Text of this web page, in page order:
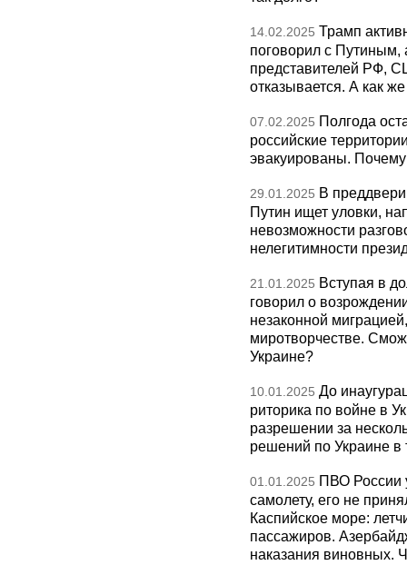
14.02.2025 Трамп
поговорил с Путиным,
представителей РФ,
отказывается. А как
07.02.2025 Полгода
российские
эвакуированы.
29.01.2025 В
Путин ищет уловки,
невозможности
нелегитимности
21.01.2025 Вступая в
говорил о
незаконной
миротворчестве.
Украине?
10.01.2025 До
риторика по войне в
разрешении за
решений по Украине в
01.01.2025 ПВО России
самолету, его не
Каспийское море:
пассажиров.
наказания виновных.